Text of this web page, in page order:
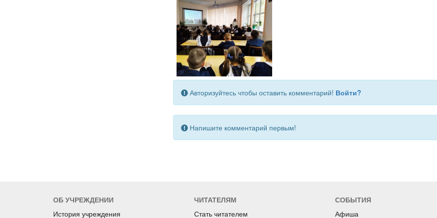
Авторизуйтесь чтобы оставить комментарий! Войти?
Напишите комментарий первым!
ОБ УЧРЕЖДЕНИИ
История учреждения
ЧИТАТЕЛЯМ
Стать читателем
СОБЫТИЯ
Афиша